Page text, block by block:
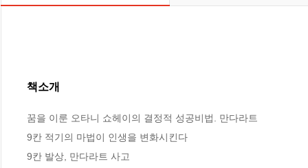
책소개
꿈을 이룬 오타니 쇼헤이의 결정적 성공비법. 만다라트
9칸 적기의 마법이 인생을 변화시킨다
9칸 발상, 만다라트 사고